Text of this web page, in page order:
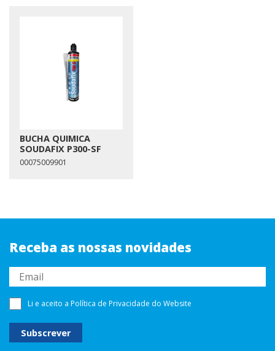
BUCHA QUIMICA
SOUDAFIX P300-SF
00075009901
Receba as nossas novidades
Li e aceito a Política de Privacidade do Website